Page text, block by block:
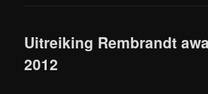
Uitreiking Rembrandt
2012